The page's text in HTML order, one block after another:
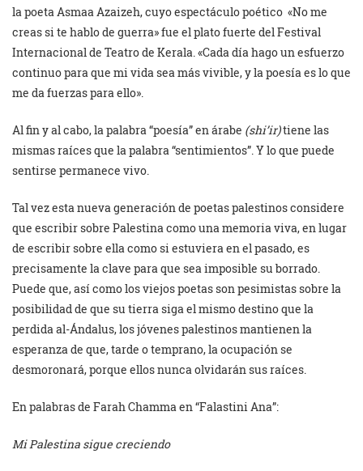
la poeta Asmaa Azaizeh, cuyo espectáculo poético «No me
creas si te hablo de guerra» fue el plato fuerte del Festival
Internacional de Teatro de Kerala. «Cada día hago un esfuerzo
continuo para que mi vida sea más vivible, y la poesía es lo que
me da fuerzas para ello».
Al fin y al cabo, la palabra “poesía” en árabe (shi’ir)tiene las
mismas raíces que la palabra “sentimientos”. Y lo que puede
sentirse permanece vivo.
Tal vez esta nueva generación de poetas palestinos considere
que escribir sobre Palestina como una memoria viva, en lugar
de escribir sobre ella como si estuviera en el pasado, es
precisamente la clave para que sea imposible su borrado.
Puede que, así como los viejos poetas son pesimistas sobre la
posibilidad de que su tierra siga el mismo destino que la
perdida al-Ándalus, los jóvenes palestinos mantienen la
esperanza de que, tarde o temprano, la ocupación se
desmoronará, porque ellos nunca olvidarán sus raíces.
En palabras de Farah Chamma en “Falastini Ana”:
Mi Palestina sigue creciendo